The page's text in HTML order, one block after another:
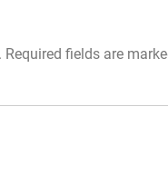
Required fields are